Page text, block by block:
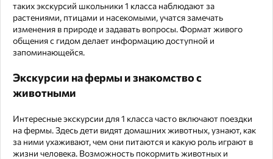
таких экскурсий школьники 1 класса наблюдают за
растениями, птицами и насекомыми, учатся замечать
изменения в природе и задавать вопросы. Формат живого
общения с гидом делает информацию доступной и
запоминающейся.
Экскурсии на фермы и знакомство с
животными
Интересные экскурсии для 1 класса часто включают поездки
на фермы. Здесь дети видят домашних животных, узнают, как
за ними ухаживают, чем они питаются и какую роль играют в
жизни человека. Возможность покормить животных и